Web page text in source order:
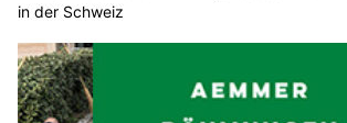
in der Schweiz